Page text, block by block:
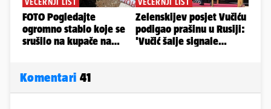
Komentari 41